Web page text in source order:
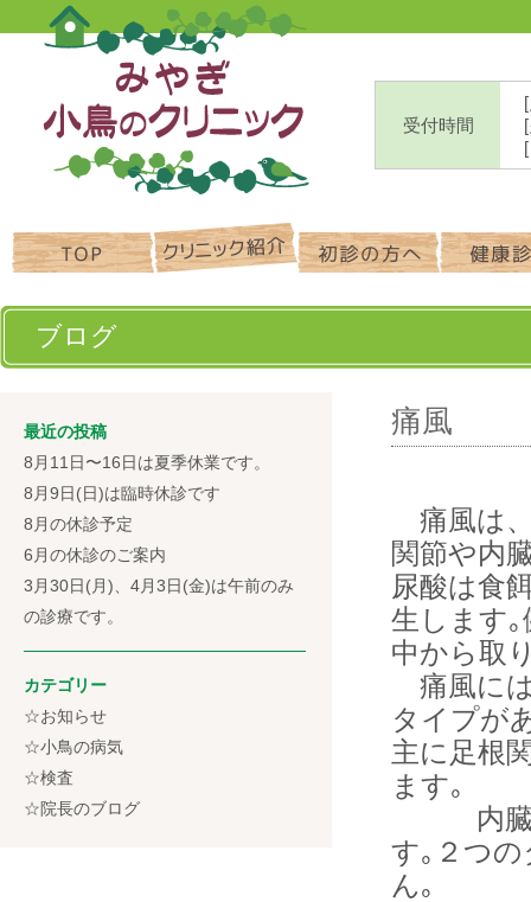
受付時間
ブログ
痛風
痛風は
関節や内
尿酸は食
生します
中から取
痛風に
タイプが
主に足根
ます｡
内臓性
す｡２つ
ん｡
最近の投稿
8月11日〜16日は夏季休業です。
8月9日(日)は臨時休診です
8月の休診予定
6月の休診のご案内
3月30日(月)、4月3日(金)は午前のみ
の診療です。
カテゴリー
☆お知らせ
☆小鳥の病気
☆検査
☆院長のブログ